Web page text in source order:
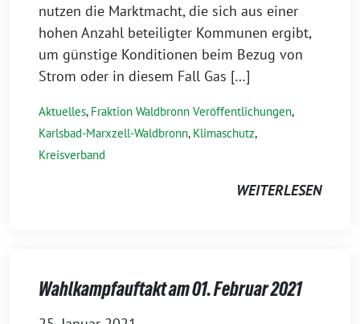
nutzen die Marktmacht, die sich aus einer
hohen Anzahl beteiligter Kommunen ergibt,
um günstige Konditionen beim Bezug von
Strom oder in diesem Fall Gas […]
Aktuelles, Fraktion Waldbronn Veröffentlichungen,
Karlsbad-Marxzell-Waldbronn, Klimaschutz,
Kreisverband
WEITERLESEN
Wahlkampfauftakt am 01. Februar 2021